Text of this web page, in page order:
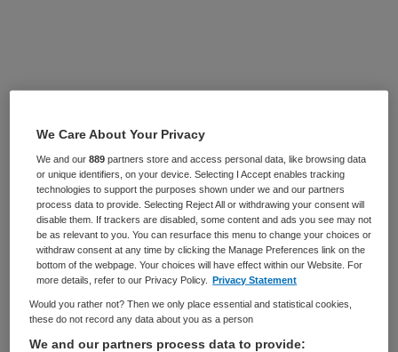
Zelfstandige kliniek Vaste aanstelling
PLAATSINGSDATUM
8 februari 2025
NIVEAU
HBO
ERVARING
Ervaren
DIENSTVERBAND
Fulltime
Vacature niet beschikbaar
We Care About Your Privacy
We and our889 partners store and access personal data, like browsing data
or unique identifiers, on your device. Selecting I Accept enables tracking
technologies to support the purposes shown under we and our partners
process data to provide. Selecting Reject All or withdrawing your consent will
disable them. If trackers are disabled, some content and ads you see may not
be as relevant to you. You can resurface this menu to change your choices or
withdraw consent at any time by clicking the Manage Preferences link on the
bottom of the webpage. Your choices will have effect within our Website. For
more details, refer to our Privacy Policy.
Privacy Statement
Would you rather not? Then we only place essential and statistical cookies,
these do not record any data about you as a person
We and our partners process data to provide: